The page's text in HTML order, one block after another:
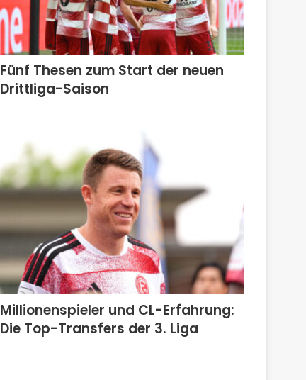
Fünf Thesen zum Start der neuen
Drittliga-Saison
Millionenspieler und CL-Erfahrung:
Die Top-Transfers der 3. Liga